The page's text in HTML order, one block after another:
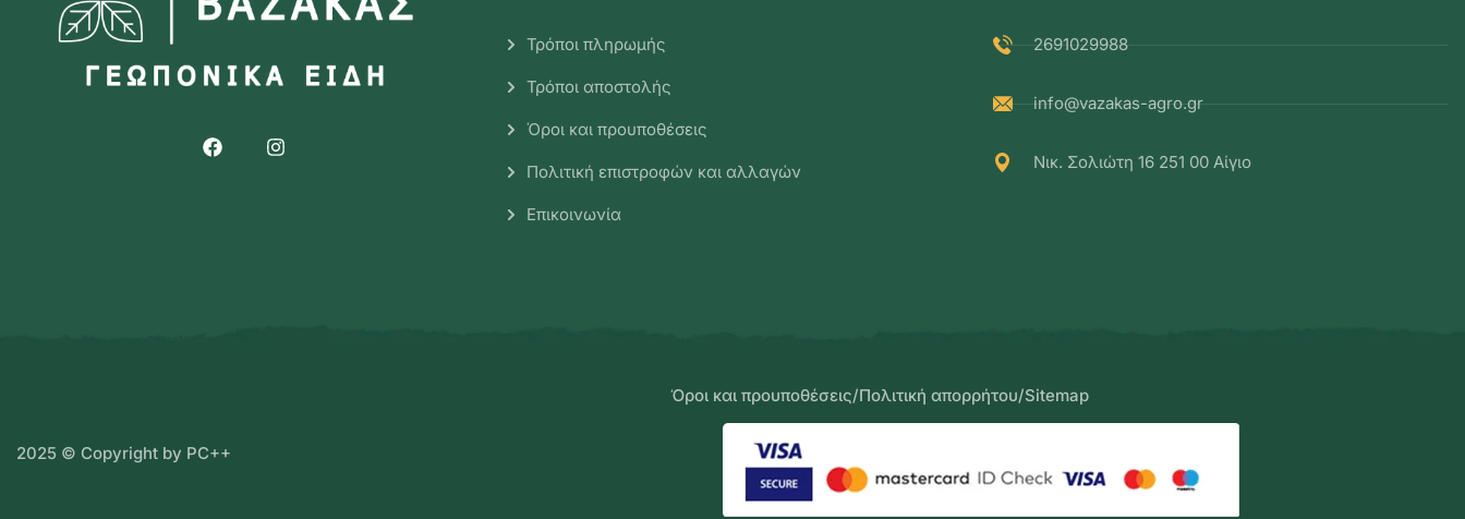
Τρόποι πληρωμής
Τρόποι αποστολής
Όροι και προυποθέσεις
Πολιτική επιστροφών και αλλαγών
Επικοινωνία
2691029988
info@vazakas-agro.gr
Νικ. Σολιώτη 16 251 00 Αίγιο
2025 © Copyright by PC++
Όροι και προυποθέσεις/Πολιτική απορρήτου/Sitemap